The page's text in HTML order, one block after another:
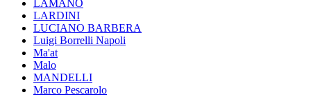
LAMANO
LARDINI
LUCIANO BARBERA
Luigi Borrelli Napoli
Ma'at
Malo
MANDELLI
Marco Pescarolo